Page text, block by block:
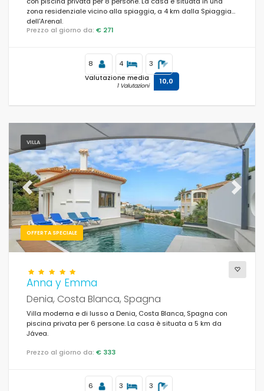
zona residenziale vicino alla spiaggia, a 4 km dalla Spiaggia
dell'Arenal.
Prezzo al giorno da: € 271
8 4 3
Valutazione media
1 Valutazioni 10,0
VILLA
OFFERTA SPECIALE
Previous Next
Anna y Emma
Denia, Costa Blanca, Spagna
Villa moderna e di lusso a Denia, Costa Blanca, Spagna con
piscina privata per 6 persone. La casa è situata a 5 km da
Jávea.
Prezzo al giorno da: € 333
6 3 3